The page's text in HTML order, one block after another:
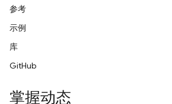
参考
示例
库
GitHub
掌握动态